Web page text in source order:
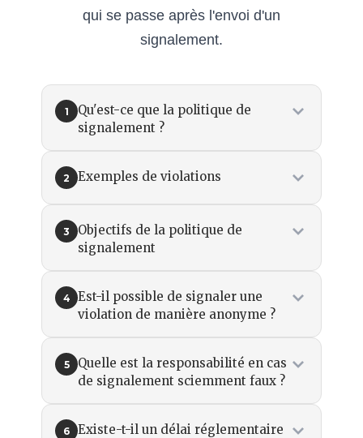
qui se passe après l'envoi d'un
signalement.
1
Qu'est-ce que la politique de
signalement ?
2 Exemples de violations
3
Objectifs de la politique de
signalement
4
Est-il possible de signaler une
violation de manière anonyme ?
5
Quelle est la responsabilité en cas
de signalement sciemment faux ?
6
Existe-t-il un délai réglementaire